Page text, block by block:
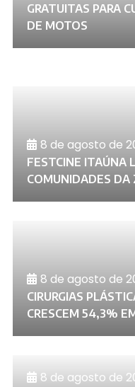
GRATUITAS PARA
DE MOTOS
8 de agosto de
FESTCINE ITAÚNA
COMUNIDADES DA
8 de agosto de
CIRURGIAS
CRESCEM 54,3%
8 de agosto de